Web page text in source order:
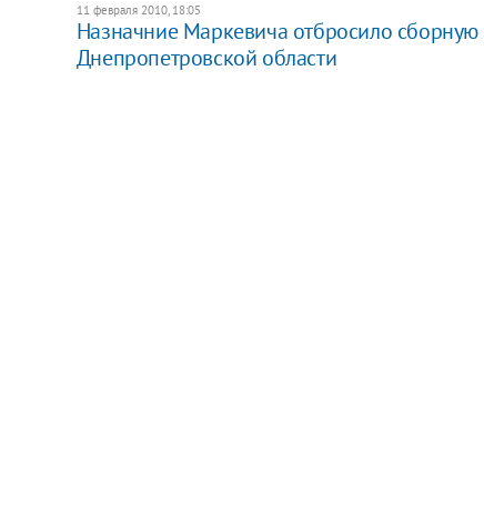
11 февраля 2010, 18:05
Назначние Маркевича отбросило
Днепропетровской области